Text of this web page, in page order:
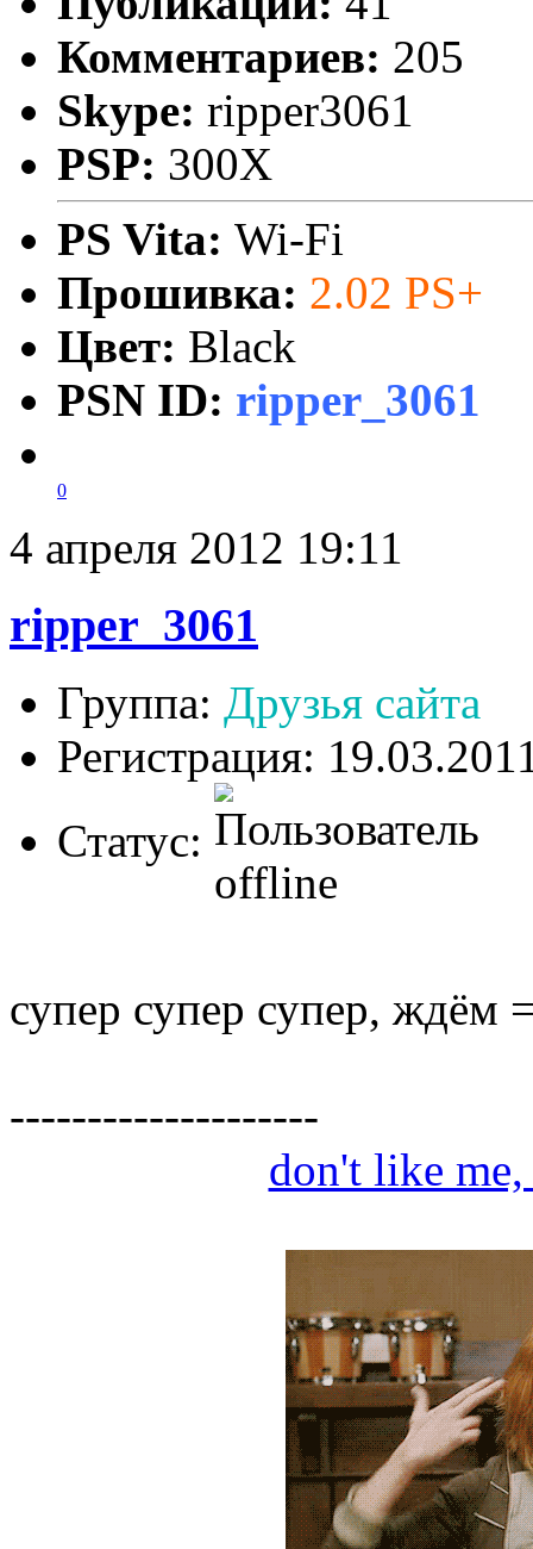
Комментариев: 205
Skype: ripper3061
PSP: 300X
PS Vita: Wi-Fi
Прошивка: 2.02 PS+
Цвет: Black
PSN ID: ripper_3061
0
4 апреля 2012 19:11
ripper_3061
Группа: Друзья сайта
Регистрация:
Статус:
супер супер супер, ждём
--------------------
don't like